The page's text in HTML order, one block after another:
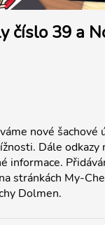
číslo 39 a
nové šachové
Dále odkazy
informace.
stránkách My-
Dolmen.